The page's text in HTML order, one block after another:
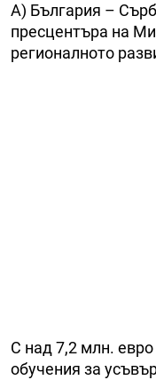
А) България –
пресцентъра на
регионалното
С над 7,2 млн.
обучения за